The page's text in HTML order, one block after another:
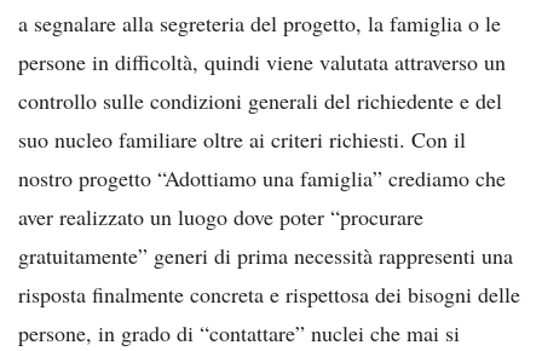
a segnalare alla segreteria del progetto, la famiglia o le
persone in difficoltà, quindi viene valutata attraverso un
controllo sulle condizioni generali del richiedente e del
suo nucleo familiare oltre ai criteri richiesti. Con il
nostro progetto “Adottiamo una famiglia” crediamo che
aver realizzato un luogo dove poter “procurare
gratuitamente” generi di prima necessità rappresenti una
risposta finalmente concreta e rispettosa dei bisogni delle
persone, in grado di “contattare” nuclei che mai si